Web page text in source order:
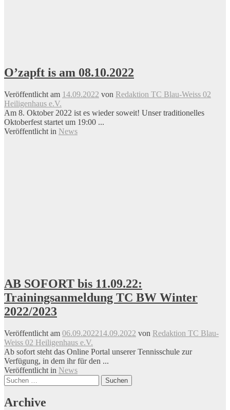
O’zapft is am 08.10.2022
Veröffentlicht am 14.09.2022 von Redaktion TC Blau-Weiss 02
Heiligenhaus e.V.
Am 8. Oktober 2022 ist es wieder soweit! Unser traditionelles
Oktoberfest startet um 19:00 ...
Veröffentlicht in News
AB SOFORT bis 11.09.22:
Trainingsanmeldung TC BW Winter
2022/2023
Veröffentlicht am 06.09.202214.09.2022 von Redaktion TC Blau-
Weiss 02 Heiligenhaus e.V.
Ab sofort steht das Online Portal unserer Tennisschule zur
Verfügung, in dem ihr für den ...
Veröffentlicht in News
Beitrags-
Navigation
Suchen
nach:
Archive